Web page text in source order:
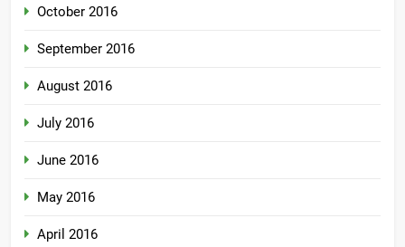
October 2016
September 2016
August 2016
July 2016
June 2016
May 2016
April 2016